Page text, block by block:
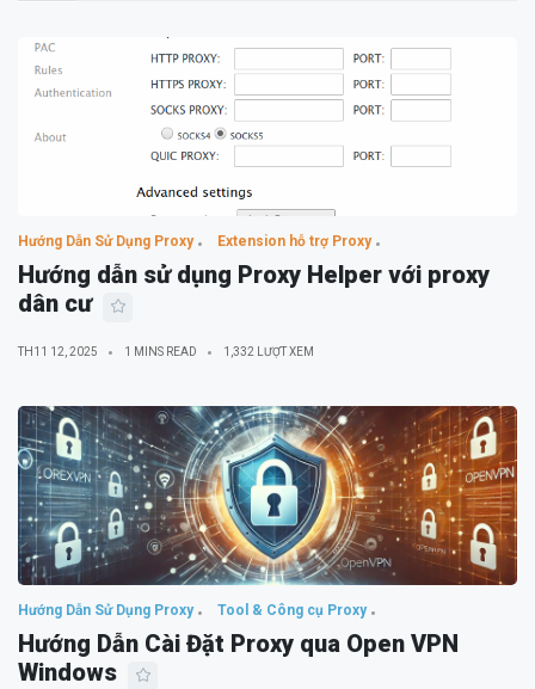
Hướng Dẫn Sử Dụng Proxy Extension hỗ trợ Proxy
Hướng dẫn sử dụng Proxy Helper với proxy
dân cư
TH11 12, 2025 1 MINS READ 1,332 LƯỢT XEM
Hướng Dẫn Sử Dụng Proxy Tool & Công cụ Proxy
Hướng Dẫn Cài Đặt Proxy qua Open VPN
Windows